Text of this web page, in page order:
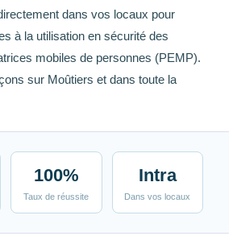
dans vos locaux pour
à la utilisation en sécurité des
mobiles de personnes (PEMP).
sur Moûtiers et dans toute la
100%
Taux de réussite
Intra
Dans vos locaux